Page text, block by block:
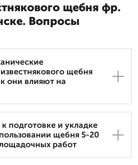
щебня фр.
Вопросы
щебня
они влияют на
подготовке и укладке
щебня 5-20
работ